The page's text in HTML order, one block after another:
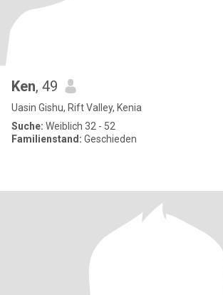
Ken, 49
Uasin Gishu, Rift Valley, Kenia
Suche: Weiblich 32 - 52
Familienstand: Geschieden